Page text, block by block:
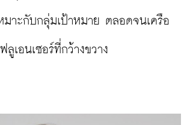
มาะกับกลุ่มเป้าหมาย ตลอดจนเครือ
เอนเซอร์ที่กว้างขวาง